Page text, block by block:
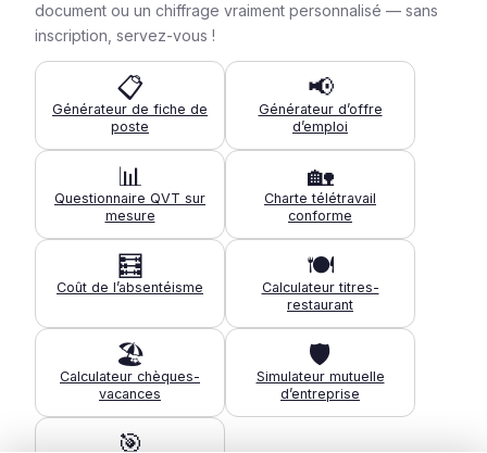
document ou un chiffrage vraiment personnalisé — sans
inscription, servez-vous !
📋
Générateur de fiche de
poste
📢
Générateur d’offre
d’emploi
📊
Questionnaire QVT sur
mesure
🏡
Charte télétravail
conforme
🧮
Coût de l’absentéisme
🍽️
Calculateur titres-
restaurant
🏖️
Calculateur chèques-
vacances
🛡️
Simulateur mutuelle
d’entreprise
🎯